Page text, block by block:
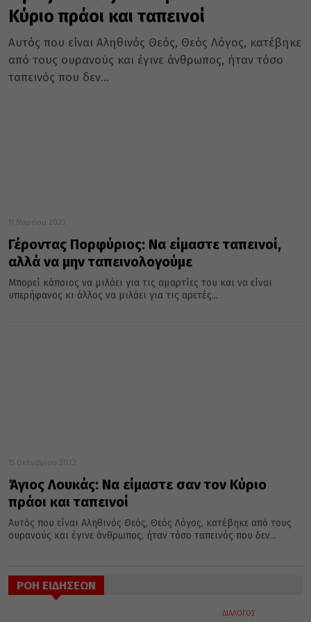
Κύριο πράοι και ταπεινοί
Αυτός που είναι Αληθινός Θεός, Θεός Λόγος, κατέβηκε
από τους ουρανούς και έγινε άνθρωπος, ήταν τόσο
ταπεινός που δεν...
11 Μαρτίου 2023
Γέροντας Πορφύριος: Να είμαστε ταπεινοί,
αλλά να μην ταπεινολογούμε
Μπορεί κάποιος να μιλάει για τις αμαρτίες του και να είναι
υπερήφανος κι άλλος να μιλάει για τις αρετές...
15 Οκτωβρίου 2022
Άγιος Λουκάς: Να είμαστε σαν τον Κύριο
πράοι και ταπεινοί
Αυτός που είναι Αληθινός Θεός, Θεός Λόγος, κατέβηκε από τους
ουρανούς και έγινε άνθρωπος, ήταν τόσο ταπεινός που δεν...
ΡΟΗ ΕΙΔΗΣΕΩΝ
ΔΙΑΛΟΓΟΣ